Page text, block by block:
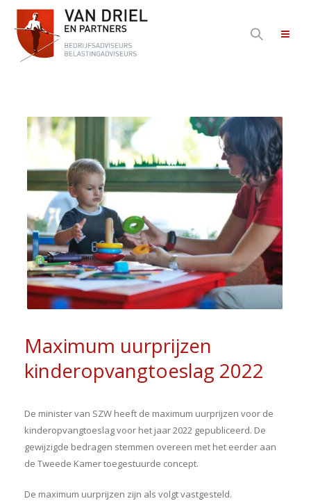
Maximum uurprijzen
kinderopvangtoeslag 2022
De minister van SZW heeft de maximum uurprijzen voor de
kinderopvangtoeslag voor het jaar 2022 gepubliceerd. De
gewijzigde bedragen stemmen overeen met het eerder aan
de Tweede Kamer toegestuurde concept.
De maximum uurprijzen zijn als volgt vastgesteld.